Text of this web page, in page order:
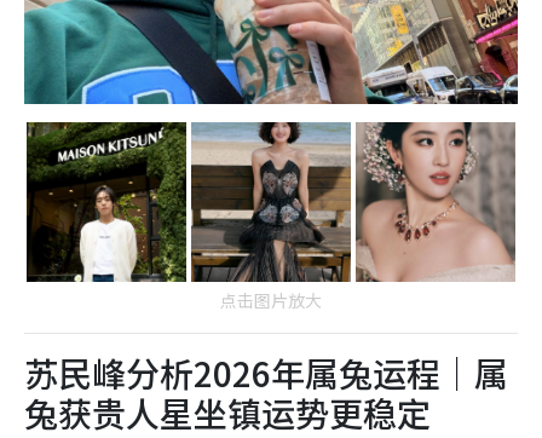
点击图片放大
苏民峰分析2026年属兔运程｜属
兔获贵人星坐镇运势更稳定